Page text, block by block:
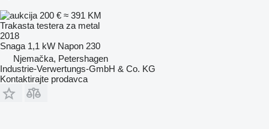
200 € ≈ 391 KM
Trakasta testera za metal
2018
Snaga 1,1 kW Napon 230
Njemačka, Petershagen
Industrie-Verwertungs-GmbH & Co. KG
Kontaktirajte prodavca